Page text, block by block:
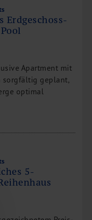
Erdgeschoss-
Apartment mit
sorgfältig geplant,
optimal
5-